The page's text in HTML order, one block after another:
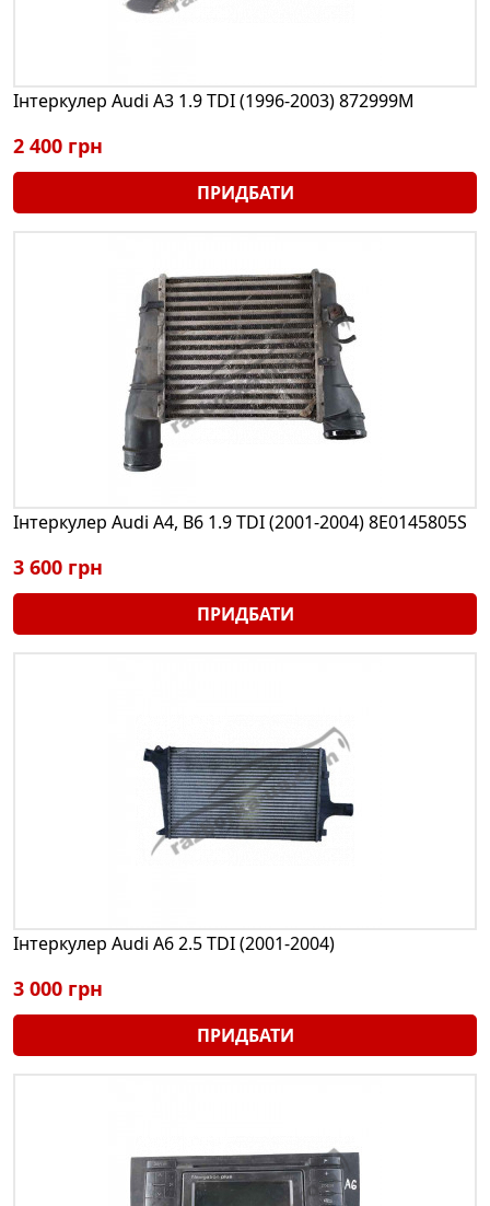
Інтеркулер Audi A3 1.9 TDI (1996-2003) 872999M
2 400 грн
ПРИДБАТИ
Інтеркулер Audi A4, B6 1.9 TDI (2001-2004) 8E0145805S
3 600 грн
ПРИДБАТИ
Інтеркулер Audi A6 2.5 TDI (2001-2004)
3 000 грн
ПРИДБАТИ